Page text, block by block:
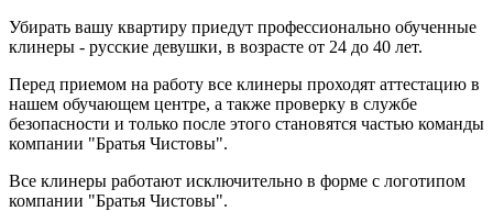
Убирать вашу квартиру приедут профессионально обученные
клинеры - русские девушки, в возрасте от 24 до 40 лет.
Перед приемом на работу все клинеры проходят аттестацию в
нашем обучающем центре, а также проверку в службе
безопасности и только после этого становятся частью команды
компании "Братья Чистовы".
Все клинеры работают исключительно в форме с логотипом
компании "Братья Чистовы".